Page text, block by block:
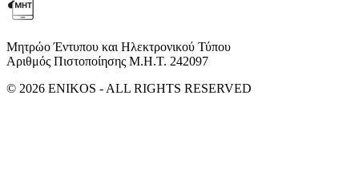
Μητρώο Έντυπου και Ηλεκτρονικού Τύπου
Αριθμός Πιστοποίησης Μ.Η.Τ. 242097
© 2026 ENIKOS - ALL RIGHTS RESERVED